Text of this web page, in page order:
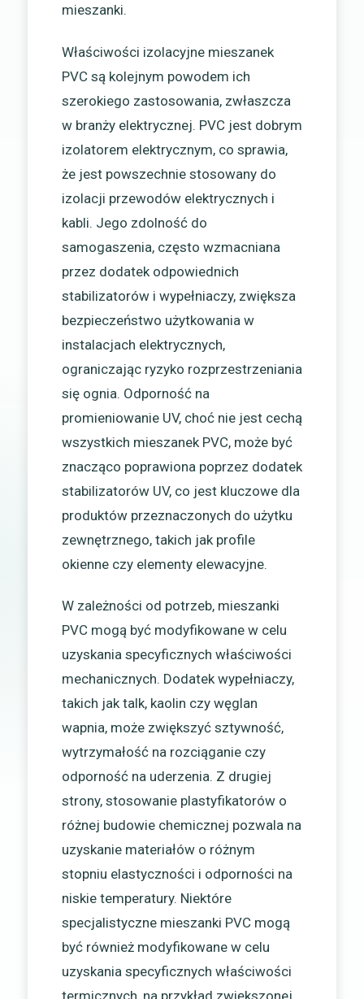
mieszanki.
Właściwości izolacyjne mieszanek
PVC są kolejnym powodem ich
szerokiego zastosowania, zwłaszcza
w branży elektrycznej. PVC jest dobrym
izolatorem elektrycznym, co sprawia,
że jest powszechnie stosowany do
izolacji przewodów elektrycznych i
kabli. Jego zdolność do
samogaszenia, często wzmacniana
przez dodatek odpowiednich
stabilizatorów i wypełniaczy, zwiększa
bezpieczeństwo użytkowania w
instalacjach elektrycznych,
ograniczając ryzyko rozprzestrzeniania
się ognia. Odporność na
promieniowanie UV, choć nie jest cechą
wszystkich mieszanek PVC, może być
znacząco poprawiona poprzez dodatek
stabilizatorów UV, co jest kluczowe dla
produktów przeznaczonych do użytku
zewnętrznego, takich jak profile
okienne czy elementy elewacyjne.
W zależności od potrzeb, mieszanki
PVC mogą być modyfikowane w celu
uzyskania specyficznych właściwości
mechanicznych. Dodatek wypełniaczy,
takich jak talk, kaolin czy węglan
wapnia, może zwiększyć sztywność,
wytrzymałość na rozciąganie czy
odporność na uderzenia. Z drugiej
strony, stosowanie plastyfikatorów o
różnej budowie chemicznej pozwala na
uzyskanie materiałów o różnym
stopniu elastyczności i odporności na
niskie temperatury. Niektóre
specjalistyczne mieszanki PVC mogą
być również modyfikowane w celu
uzyskania specyficznych właściwości